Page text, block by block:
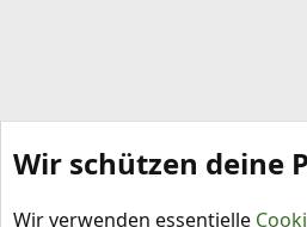
Schlagworte
Wir schützen deine
Wir verwenden essentielle